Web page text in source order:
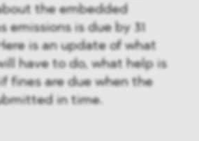
the embedded
emissions is due by 31
is an update of what
have to do, what help is
fines are due when the
in time.